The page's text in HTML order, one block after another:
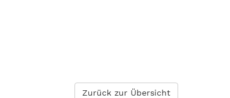
Zurück zur Übersicht